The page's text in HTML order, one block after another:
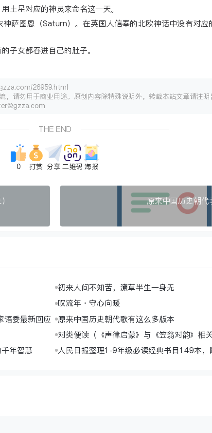
土星对应的神灵来命名这一天。
萨图恩（Saturn）。在英国人信奉的北欧神话中没有对应
子女都吞进自己的肚子。
26959.html
请勿用于商业用途。原创内容除特殊说明外，转载本站文章请注明
THE END
0 打赏 分享 二维码 海报
原来中国历史朝代
初来人间不知苦，潦草半生一身无
叹流年・守心向暖
委最新回应
原来中国历史朝代歌有这么多版本
对类便读（《声律启蒙》与《笠翁对韵》相关
年智慧
人民日报整理1-9年级必读经典书目149本，